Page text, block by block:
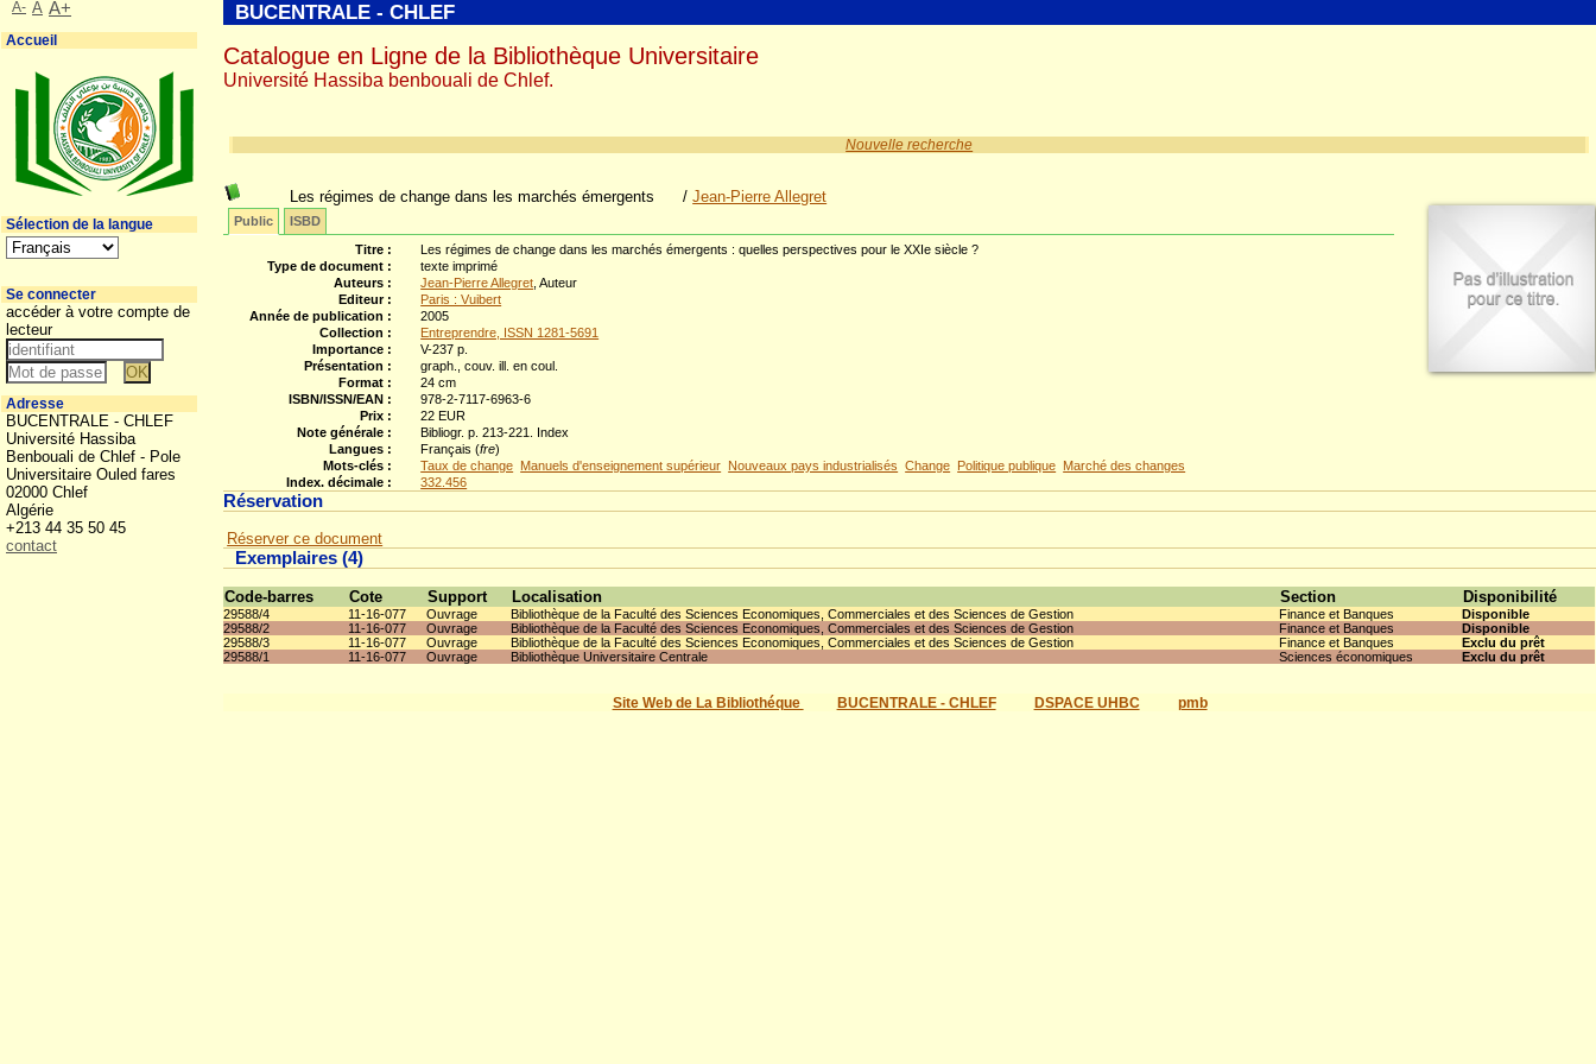
Nouvelle recherche
Les régimes de change dans les marchés émergents /Jean-Pierre Allegret
Public
ISBD
Titre :
Les régimes de change dans les marchés émergents : quelles perspectives pour le XXIe siècle ?
Type de document :
texte imprimé
Auteurs :
Jean-Pierre Allegret , Auteur
Editeur :
Paris : Vuibert
Année de publication :
2005
Collection :
Entreprendre, ISSN 1281-5691
Importance :
V-237 p.
Présentation :
graph., couv. ill. en coul.
Format :
24 cm
ISBN/ISSN/EAN :
978-2-7117-6963-6
Prix :
22 EUR
Note générale :
Bibliogr. p. 213-221. Index
Langues :
Français (fre)
Mots-clés :
Taux de change Manuels d'enseignement supérieur Nouveaux pays industrialisés Change Politique publique Marché des changes
Index. décimale :
332.456
Réservation
Réserver ce document
Exemplaires (4)
Code-barres Cote Support Localisation Section Disponibilité
29588/4 11-16-077 Ouvrage Bibliothèque de la Faculté des Sciences Economiques, Commerciales et des Sciences de Gestion Finance et Banques
Disponible
29588/2
11-16-077 Ouvrage Bibliothèque de la Faculté des Sciences Economiques, Commerciales et des Sciences de Gestion Finance et Banques
Disponible
29588/3
11-16-077 Ouvrage Bibliothèque de la Faculté des Sciences Economiques, Commerciales et des Sciences de Gestion Finance et Banques
Exclu du prêt
29588/1
11-16-077 Ouvrage Bibliothèque Universitaire Centrale Sciences économiques Exclu du prêt
Site Web de La Bibliothéque BUCENTRALE - CHLEF DSPACE UHBC pmb
BUCENTRALE - CHLEF
Catalogue en Ligne de la Bibliothèque Universitaire
Université Hassiba benbouali de Chlef.
A- A A+
Accueil
Sélection de la langue
Se connecter
accéder à votre compte de
lecteur
Adresse
BUCENTRALE - CHLEF
Université Hassiba
Benbouali de Chlef - Pole
Universitaire Ouled fares
02000 Chlef
Algérie
+213 44 35 50 45
contact